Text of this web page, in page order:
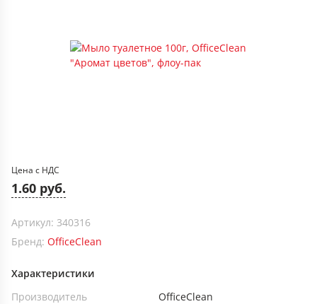
Цена с НДС
1.60 руб.
Артикул: 340316
Бренд: OfficeClean
Характеристики
Производитель
OfficeClean